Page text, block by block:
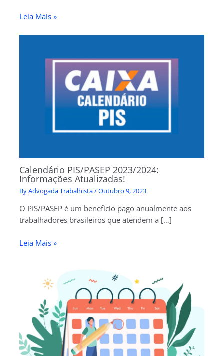
Leia Mais »
Calendário PIS/PASEP 2023/2024:
Informações Atualizadas!
ByAdvogada Trabalhista/Outubro 9, 2023
O PIS/PASEP é um benefício pago anualmente aos
trabalhadores brasileiros que atendem a […]
Leia Mais »